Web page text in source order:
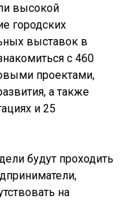
высокой
городских
выставок в
с 460
проектами,
а также
и 25
будут проходить
на